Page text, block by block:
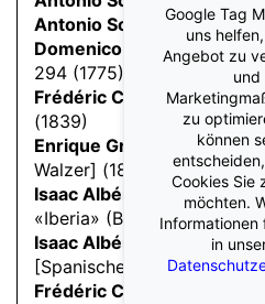
Antonio Soler
Domenico Scarlatti
294 (1775)
Frédéric ChopinScherzo
(1839)
Enrique Granados
8
Walzer] (1887)
Isaac Albéniz
«Triana»
«Iberia» (Band II – Nr. 3)
Isaac Albéniz
«Sevilla»
[Spanische Suite] op. 37
Frédéric Chopin
Boléro a-
Google Tag
uns
Angebot zu
und
zu
können
Cookies Sie
möchten.
Informationen
in